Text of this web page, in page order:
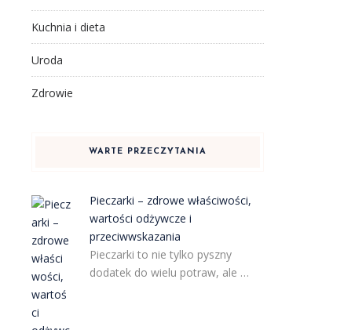
Kuchnia i dieta
Uroda
Zdrowie
WARTE PRZECZYTANIA
Pieczarki – zdrowe właściwości,
wartości odżywcze i
przeciwwskazania
Pieczarki to nie tylko pyszny
dodatek do wielu potraw, ale …